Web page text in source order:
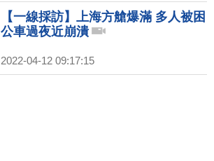
【一線採訪】上海方艙爆滿 多人被困
公車過夜近崩潰
2022-04-12 09:17:15